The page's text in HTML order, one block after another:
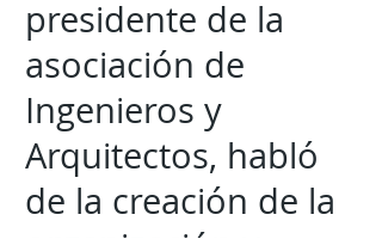
presidente de la
asociación de
Ingenieros y
Arquitectos, habló
de la creación de la